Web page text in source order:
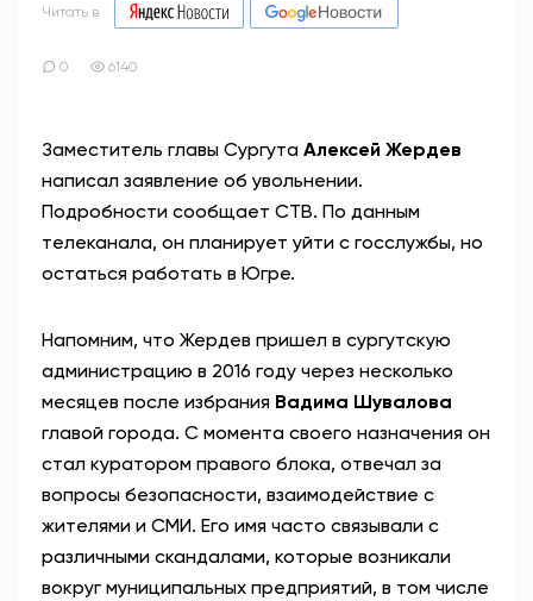
ВОПРОС-ОТВЕТ
АНТИТЕРРОР
НОВОСТИ
ОФИЦИАЛЬНО
82,17 94,84
Читать в
0 6140
Заместитель главы Сургута Алексей Жердев
написал заявление об увольнении.
Подробности сообщает СТВ. По данным
телеканала, он планирует уйти с госслужбы, но
остаться работать в Югре.
Напомним, что Жердев пришел в сургутскую
администрацию в 2016 году через несколько
месяцев после избрания Вадима Шувалова
главой города. С момента своего назначения он
стал куратором правого блока, отвечал за
вопросы безопасности, взаимодействие с
жителями и СМИ. Его имя часто связывали с
различными скандалами, которые возникали
вокруг муниципальных предприятий, в том числе